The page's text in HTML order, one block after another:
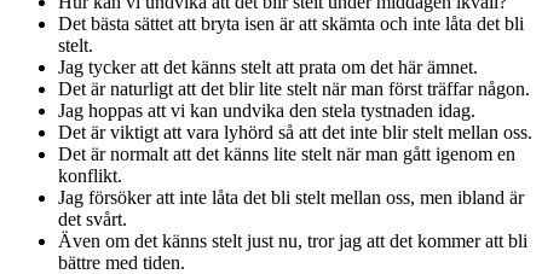
Det bästa sättet att bryta isen är att skämta och inte låta det bli
stelt.
Jag tycker att det känns stelt att prata om det här ämnet.
Det är naturligt att det blir lite stelt när man först träffar någon.
Jag hoppas att vi kan undvika den stela tystnaden idag.
Det är viktigt att vara lyhörd så att det inte blir stelt mellan oss.
Det är normalt att det känns lite stelt när man gått igenom en
konflikt.
Jag försöker att inte låta det bli stelt mellan oss, men ibland är
det svårt.
Även om det känns stelt just nu, tror jag att det kommer att bli
bättre med tiden.